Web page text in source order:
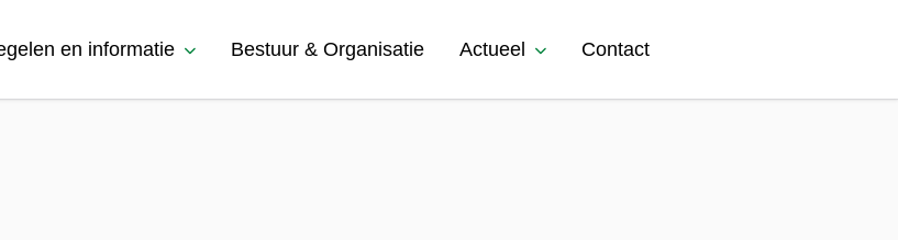
en informatie Bestuur & Organisatie Actueel Contact